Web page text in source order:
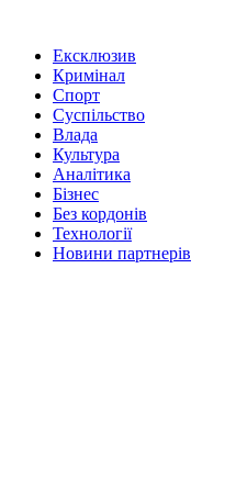
Ексклюзив
Кримінал
Спорт
Суспільство
Влада
Культура
Аналітика
Бізнес
Без кордонів
Технології
Новини партнерів